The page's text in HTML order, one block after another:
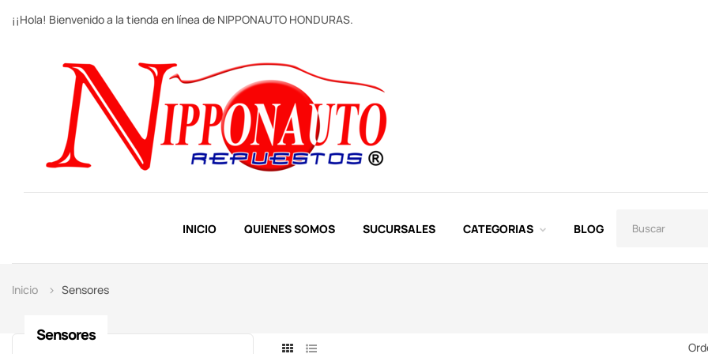
¡¡Hola! Bienvenido a la tienda en línea de NIPPONAUTO HONDURAS.
INICIO QUIENES SOMOS SUCURSALES CATEGORIAS BLOG
Inicio Sensores
Sensores